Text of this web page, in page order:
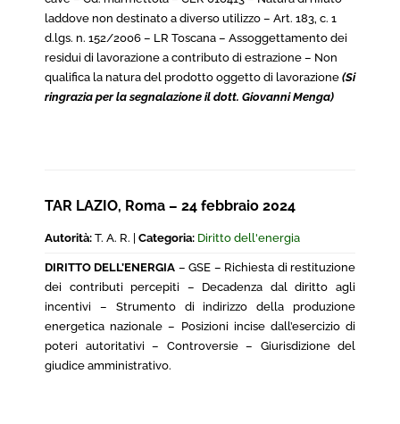
laddove non destinato a diverso utilizzo – Art. 183, c. 1
d.lgs. n. 152/2006 – LR Toscana – Assoggettamento dei
residui di lavorazione a contributo di estrazione – Non
qualifica la natura del prodotto oggetto di lavorazione (Si
ringrazia per la segnalazione il dott. Giovanni Menga)
TAR LAZIO, Roma – 24 febbraio 2024
Autorità: T. A. R. | Categoria: Diritto dell'energia
DIRITTO DELL’ENERGIA – GSE – Richiesta di restituzione
dei contributi percepiti – Decadenza dal diritto agli
incentivi – Strumento di indirizzo della produzione
energetica nazionale – Posizioni incise dall’esercizio di
poteri autoritativi – Controversie – Giurisdizione del
giudice amministrativo.